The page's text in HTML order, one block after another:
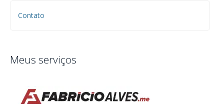
Contato
Meus serviços